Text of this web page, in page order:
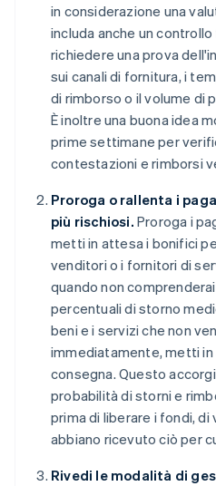
in considerazione una
includa anche un controllo
richiedere una prova
sui canali di fornitura, i
di rimborso o il volume di
È inoltre una buona idea
prime settimane per
contestazioni e rimborsi
Proroga o rallenta i
più rischiosi. Proroga i
metti in attesa i bonifici
venditori o i fornitori di
quando non
percentuali di storno
beni e i servizi che non
immediatamente, metti
consegna. Questo
probabilità di storni e
prima di liberare i fondi,
abbiano ricevuto ciò per
Rivedi le modalità di